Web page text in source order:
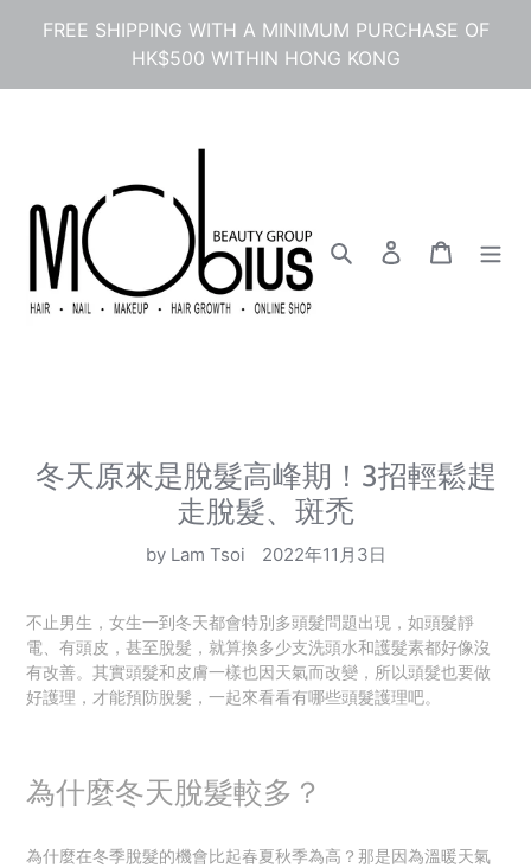
ン
FREE SHIPPING WITH A MINIMUM PURCHASE OF
HK$500 WITHIN HONG KONG
検索 ログインカート
冬天原來是脫髮高峰期！3招輕鬆趕
走脫髮、斑禿
by Lam Tsoi 2022年11月3日
不止男生，女生一到冬天都會特別多頭髮問題出現，如頭髮靜
電、有頭皮，甚至脫髮，就算換多少支洗頭水和護髮素都好像沒
有改善。其實頭髮和皮膚一樣也因天氣而改變，所以頭髮也要做
好護理，才能預防脫髮，一起來看看有哪些頭髮護理吧。
為什麼冬天脫髮較多？
為什麼在冬季脫髮的機會比起春夏秋季為高？那是因為溫暖天氣